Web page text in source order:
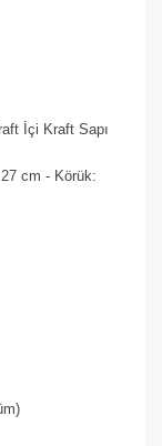
İçi Kraft Sapı
cm - Körük: